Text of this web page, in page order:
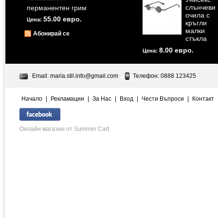
перманентен грим
Цена: 55.00 евро.
Абонирай се
слънчеви
очила с
кръгли
малки
стъкла
Цена: 8.00 евро.
Email: maria.stil.info@gmail.com Телефон: 0888 123425
Начало | Рекламации | За Нас | Вход | Чести Въпроси | Контакт
Онлайн магазин от Summer Cart